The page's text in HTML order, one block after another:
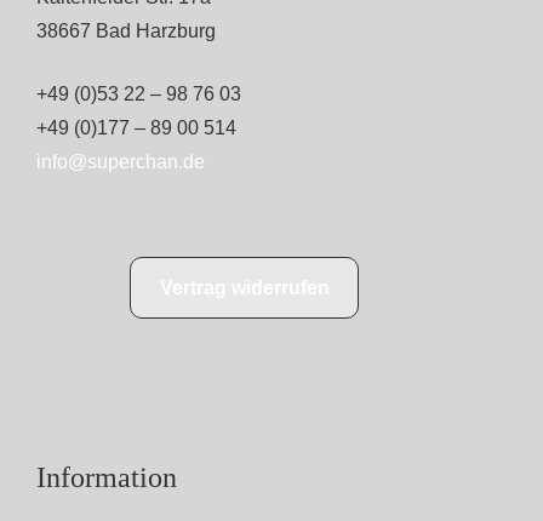
38667 Bad Harzburg
+49 (0)53 22 – 98 76 03
+49 (0)177 – 89 00 514
info@superchan.de
Information